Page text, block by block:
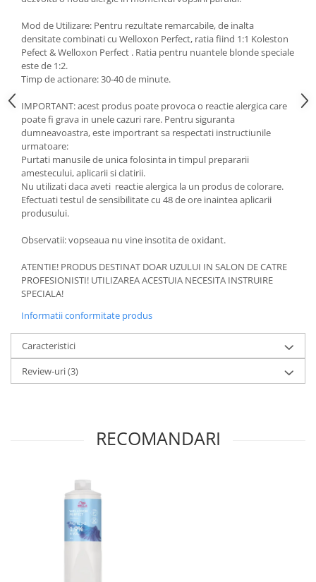
Mod de Utilizare: Pentru rezultate remarcabile, de inalta
densitate combinati cu Welloxon Perfect, ratia fiind 1:1 Koleston
Pefect & Welloxon Perfect . Ratia pentru nuantele blonde speciale
este de 1:2.
Timp de actionare: 30-40 de minute.
IMPORTANT: acest produs poate provoca o reactie alergica care
poate fi grava in unele cazuri rare. Pentru siguranta
dumneavoastra, este importrant sa respectati instructiunile
urmatoare:
Purtati manusile de unica folosinta in timpul prepararii
amestecului, aplicarii si clatirii.
Nu utilizati daca aveti reactie alergica la un produs de colorare.
Efectuati testul de sensibilitate cu 48 de ore inaintea aplicarii
produsului.
Observatii: vopseaua nu vine insotita de oxidant.
ATENTIE! PRODUS DESTINAT DOAR UZULUI IN SALON DE CATRE
PROFESIONISTI! UTILIZAREA ACESTUIA NECESITA INSTRUIRE
SPECIALA!
Informatii conformitate produs
Caracteristici
Review-uri(3)
RECOMANDARI